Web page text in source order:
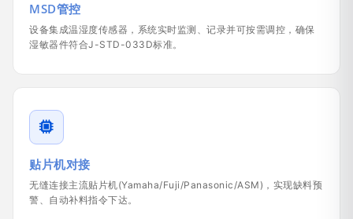
MSD管控
设备集成温湿度传感器，系统实时监测、记录并可按需调控，确保
湿敏器件符合J-STD-033D标准。
贴片机对接
无缝连接主流贴片机(Yamaha/Fuji/Panasonic/ASM)，实现缺料预
警、自动补料指令下达。